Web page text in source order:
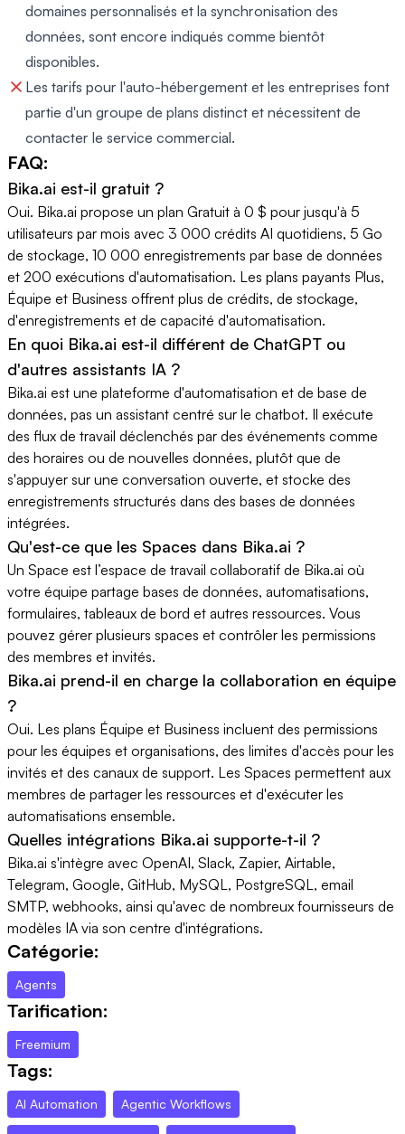
domaines personnalisés et la synchronisation des
données, sont encore indiqués comme bientôt
disponibles.
Les tarifs pour l'auto-hébergement et les entreprises font
partie d'un groupe de plans distinct et nécessitent de
contacter le service commercial.
FAQ:
Bika.ai est-il gratuit ?
Oui. Bika.ai propose un plan Gratuit à 0 $ pour jusqu'à 5
utilisateurs par mois avec 3 000 crédits AI quotidiens, 5 Go
de stockage, 10 000 enregistrements par base de données
et 200 exécutions d'automatisation. Les plans payants Plus,
Équipe et Business offrent plus de crédits, de stockage,
d'enregistrements et de capacité d'automatisation.
En quoi Bika.ai est-il différent de ChatGPT ou
d'autres assistants IA ?
Bika.ai est une plateforme d'automatisation et de base de
données, pas un assistant centré sur le chatbot. Il exécute
des flux de travail déclenchés par des événements comme
des horaires ou de nouvelles données, plutôt que de
s'appuyer sur une conversation ouverte, et stocke des
enregistrements structurés dans des bases de données
intégrées.
Qu'est-ce que les Spaces dans Bika.ai ?
Un Space est l’espace de travail collaboratif de Bika.ai où
votre équipe partage bases de données, automatisations,
formulaires, tableaux de bord et autres ressources. Vous
pouvez gérer plusieurs spaces et contrôler les permissions
des membres et invités.
Bika.ai prend-il en charge la collaboration en équipe
?
Oui. Les plans Équipe et Business incluent des permissions
pour les équipes et organisations, des limites d'accès pour les
invités et des canaux de support. Les Spaces permettent aux
membres de partager les ressources et d'exécuter les
automatisations ensemble.
Quelles intégrations Bika.ai supporte-t-il ?
Bika.ai s'intègre avec OpenAI, Slack, Zapier, Airtable,
Telegram, Google, GitHub, MySQL, PostgreSQL, email
SMTP, webhooks, ainsi qu'avec de nombreux fournisseurs de
modèles IA via son centre d'intégrations.
Catégorie:
Agents
Tarification:
Freemium
Tags:
AI Automation Agentic Workflows